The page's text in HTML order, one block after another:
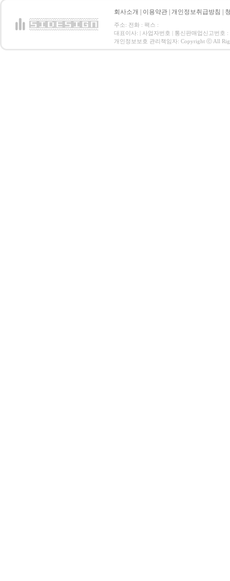
회사소개 이용약관 개인정보취급방침
주소: 전화 : 팩스 :
대표이사: | 사업자번호 | 통신판매업신고번호 :
개인정보보호 관리책임자: Copyright ⓒ All